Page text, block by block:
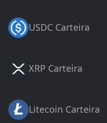
USDC Carteira
XRP Carteira
Litecoin Carteira